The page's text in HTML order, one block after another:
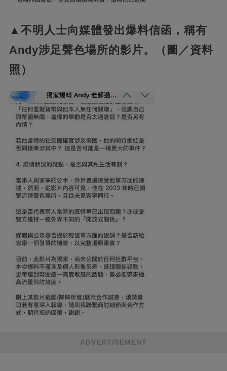
▲不明人士向媒體發出爆料信函，稱有
Andy涉足聲色場所的影片。（圖／資料
照）
ADVERTISEMENT